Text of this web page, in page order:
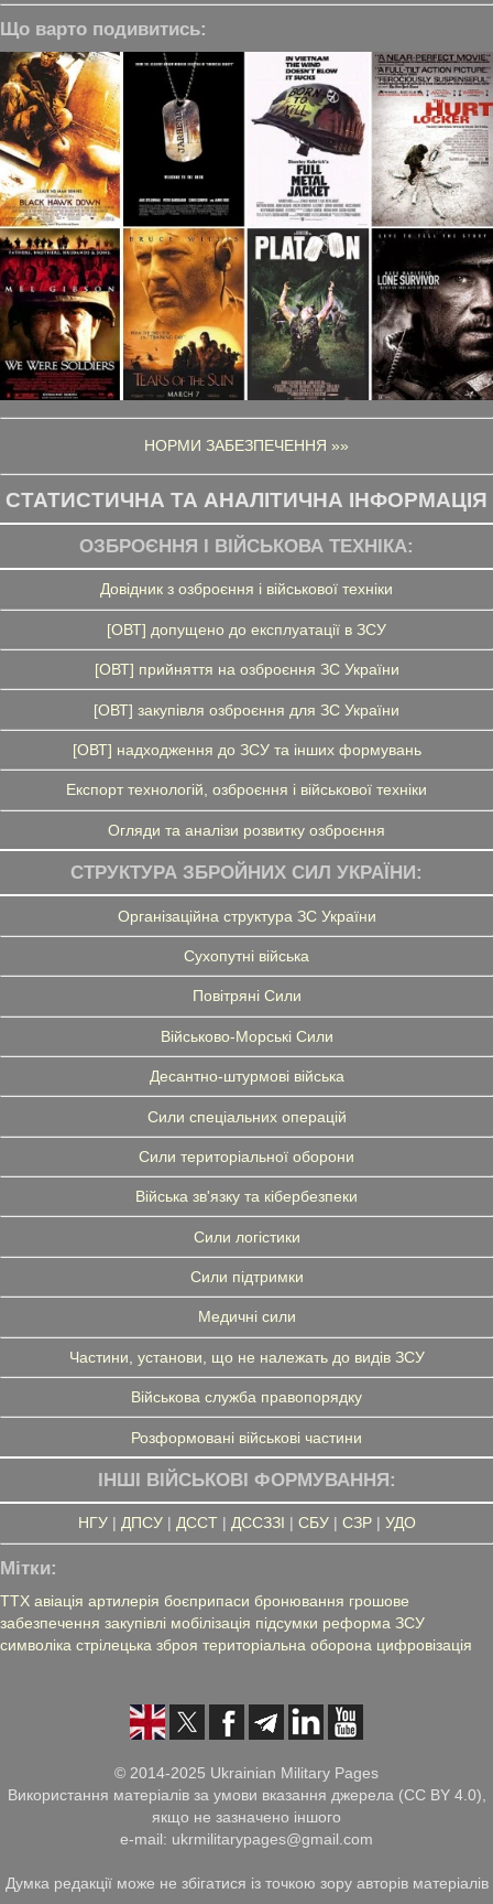
Що варто подивитись:
НОРМИ ЗАБЕЗПЕЧЕННЯ »»
СТАТИСТИЧНА ТА АНАЛІТИЧНА ІНФОРМАЦІЯ
ОЗБРОЄННЯ І ВІЙСЬКОВА ТЕХНІКА:
Довідник з озброєння і військової техніки
[ОВТ] допущено до експлуатації в ЗСУ
[ОВТ] прийняття на озброєння ЗС України
[ОВТ] закупівля озброєння для ЗС України
[ОВТ] надходження до ЗСУ та інших формувань
Експорт технологій, озброєння і військової техніки
Огляди та аналізи розвитку озброєння
СТРУКТУРА ЗБРОЙНИХ СИЛ УКРАЇНИ:
Організаційна структура ЗС України
Сухопутні війська
Повітряні Сили
Військово-Морські Сили
Десантно-штурмові війська
Сили спеціальних операцій
Сили територіальної оборони
Війська зв'язку та кібербезпеки
Сили логістики
Сили підтримки
Медичні сили
Частини, установи, що не належать до видів ЗСУ
Військова служба правопорядку
Розформовані військові частини
ІНШІ ВІЙСЬКОВІ ФОРМУВАННЯ:
НГУ| ДПСУ| ДССТ| ДССЗЗІ | СБУ| СЗР| УДО
Мітки:
ТТХ авіація артилерія боєприпаси бронювання грошове
забезпечення закупівлі мобілізація підсумки реформа ЗСУ
символіка стрілецька зброя територіальна оборона цифровізація
© 2014-2025 Ukrainian Military Pages
Використання матеріалів за умови вказання джерела (CC BY 4.0),
якщо не зазначено іншого
e-mail: ukrmilitarypages@gmail.com
Думка редакції може не збігатися із точкою зору авторів матеріалів